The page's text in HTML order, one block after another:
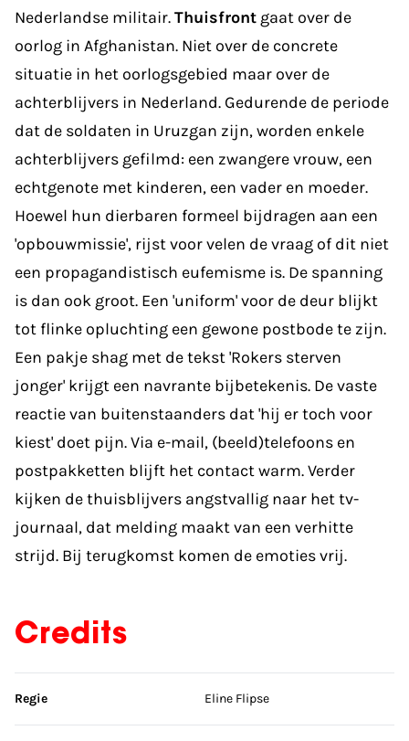
Nederlandse militair.Thuisfront gaat over de
oorlog in Afghanistan. Niet over de concrete
situatie in het oorlogsgebied maar over de
achterblijvers in Nederland. Gedurende de periode
dat de soldaten in Uruzgan zijn, worden enkele
achterblijvers gefilmd: een zwangere vrouw, een
echtgenote met kinderen, een vader en moeder.
Hoewel hun dierbaren formeel bijdragen aan een
'opbouwmissie', rijst voor velen de vraag of dit niet
een propagandistisch eufemisme is. De spanning
is dan ook groot. Een 'uniform' voor de deur blijkt
tot flinke opluchting een gewone postbode te zijn.
Een pakje shag met de tekst 'Rokers sterven
jonger' krijgt een navrante bijbetekenis. De vaste
reactie van buitenstaanders dat 'hij er toch voor
kiest' doet pijn. Via e-mail, (beeld)telefoons en
postpakketten blijft het contact warm. Verder
kijken de thuisblijvers angstvallig naar het tv-
journaal, dat melding maakt van een verhitte
strijd. Bij terugkomst komen de emoties vrij.
Credits
Sla credits over
Regie Eline Flipse